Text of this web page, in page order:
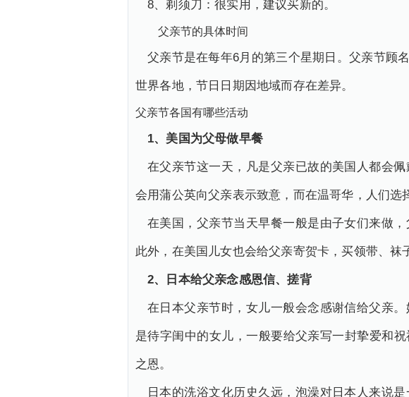
8、剃须刀：很实用，建议买新的。
父亲节的具体时间
父亲节是在每年6月的第三个星期日。父亲节顾
世界各地，节日日期因地域而存在差异。
父亲节各国有哪些活动
1、美国为父母做早餐
在父亲节这一天，凡是父亲已故的美国人都会
会用蒲公英向父亲表示致意，而在温哥华，人们选
在美国，父亲节当天早餐一般是由子女们来做
此外，在美国儿女也会给父亲寄贺卡，买领带、袜
2、日本给父亲念感恩信、搓背
在日本父亲节时，女儿一般会念感谢信给父亲
是待字闺中的女儿，一般要给父亲写一封挚爱和
之恩。
日本的洗浴文化历史久远，泡澡对日本人来说